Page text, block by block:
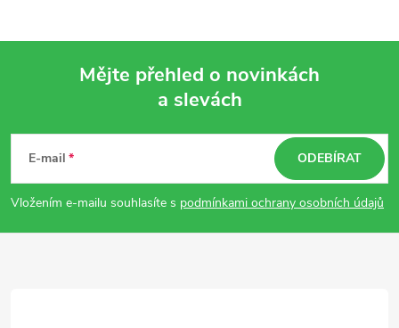
p
Mějte přehled o novinkách
a slevách
E-mail
Vložením e-mailu souhlasíte s podmínkami ochrany osobních údajů
ODEBÍRAT